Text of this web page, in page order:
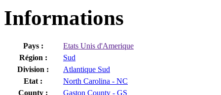
Informations
Pays :
Etats Unis d'Amerique
Région :
Sud
Division :
Atlantique Sud
Etat :
North Carolina - NC
County :
Gaston County - GS